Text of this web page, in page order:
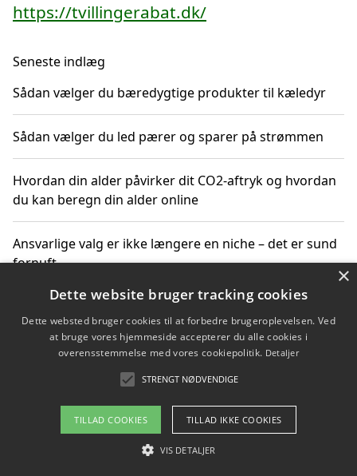
https://tvillingerabat.dk/
Seneste indlæg
Sådan vælger du bæredygtige produkter til kæledyr
Sådan vælger du led pærer og sparer på strømmen
Hvordan din alder påvirker dit CO2-aftryk og hvordan
du kan beregn din alder online
Ansvarlige valg er ikke længere en niche – det er sund
fornuft
Sådan kan du handle bæredygtigt og bestil med
faktura
Om / kontakt
Blog Betingelser
×
Dette website bruger tracking cookies
Dette websted bruger cookies til at forbedre brugeroplevelsen. Ved
at bruge vores hjemmeside accepterer du alle cookies i
overensstemmelse med vores cookiepolitik. Detaljer
STRENGT NØDVENDIGE
TILLAD COOKIES TILLAD IKKE COOKIES
VIS DETALJER